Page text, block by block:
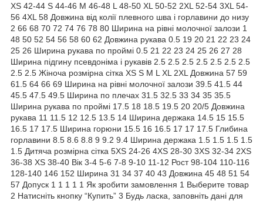
XS 42-44 S 44-46 M 46-48 L 48-50 XL 50-52 2XL 52-54 3XL 54-
56 4XL 58 Довжина від колії плевного шва і горлавини до низу
2 66 68 70 72 74 76 78 80 Ширина на рівні молочної залози 1
48 50 52 54 56 58 60 62 Довжина рукава 0.5 19 20 21 22 23 24
25 26 Ширина рукава по проймі 0.5 21 22 23 24 25 26 27 28
Ширина підгину псевдоніма і рукавів 2.5 2.5 2.5 2.5 2.5 2.5 2.5
2.5 2.5 Жіноча розмірна сітка XS S M L XL 2XL Довжина 57 59
61.5 64 66 69 Ширина на рівні молочної залози 39.5 41.5 44
45.5 47.5 49.5 Ширина по плечах 31.5 32.5 33 34 35 35.5
Ширина рукава по проймі 17.5 18 18.5 19.5 20 20/5 Довжина
рукава 11 11.5 12 12.5 13.5 14 Ширина держака 14.5 15 15.5
16.5 17 17.5 Ширина горюни 15.5 16 16.5 17 17 17.5 Глибина
горлавини 8.5 8.6 8.8 9 9.2 9.4 Ширина держака 1.5 1.5 1.5 1.5
1.5 Дитяча розмірна сітка 5XS 24-26 4XS 28-30 3XS 32-34 2XS
36-38 XS 38-40 Вік 3-4 5-6 7-8 9-10 11-12 Рост 98-104 110-116
128-140 146 152 Ширина 31 34 37 40 43 Довжина 45 48 51 54
57 Допуск 1 1 1 1 1 Як зробити замовлення 1 Выберите товар
2 Натисніть кнопку “Купить” 3 Будь ласка, заповніть дані для